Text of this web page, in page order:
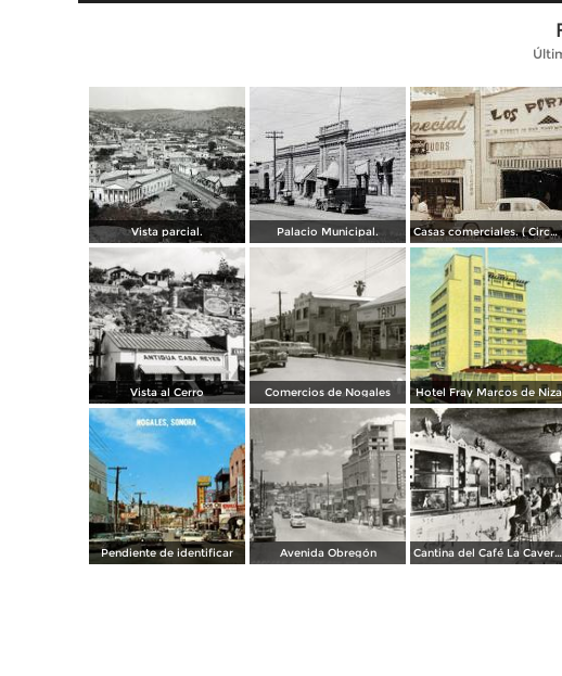
Vista parcial. Palacio Municipal. Casas comerciales. ( Circulada el 11 de Enero de 1957 ).
Vista al Cerro Comercios de Nogales Hotel Fray Marcos de Niza
Pendiente de identificar Avenida Obregón Cantina del Café La Caverna